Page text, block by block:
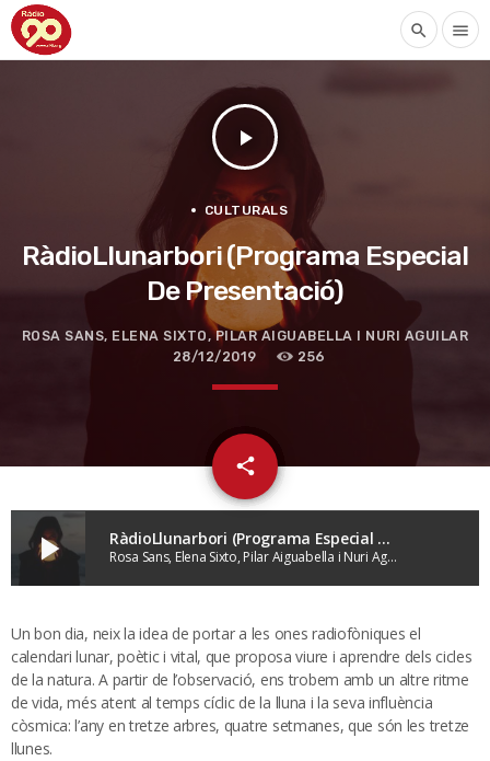
search menu
play_arrow
CULTURALS
RàdioLlunarbori (Programa Especial
De Presentació)
ROSA SANS, ELENA SIXTO, PILAR AIGUABELLA I NURI AGUILAR
28/12/2019
256
share
email
play_arrow RàdioLlunarbori (Programa Especial De Presentació)
Rosa Sans, Elena Sixto, Pilar Aiguabella i Nuri Aguilar
Un bon dia, neix la idea de portar a les ones radiofòniques el
calendari lunar, poètic i vital, que proposa viure i aprendre dels cicles
de la natura. A partir de l’observació, ens trobem amb un altre ritme
de vida, més atent al temps cíclic de la lluna i la seva influència
còsmica: l’any en tretze arbres, quatre setmanes, que són les tretze
llunes.